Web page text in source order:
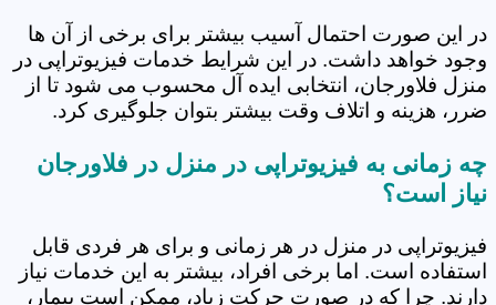
در این صورت احتمال آسیب بیشتر برای برخی از آن ها
وجود خواهد داشت. در این شرایط خدمات فیزیوتراپی در
منزل فلاورجان، انتخابی ایده آل محسوب می شود تا از
ضرر، هزینه و اتلاف وقت بیشتر بتوان جلوگیری کرد.
چه زمانی به فیزیوتراپی در منزل در فلاورجان
نیاز است؟
فیزیوتراپی در منزل در هر زمانی و برای هر فردی قابل
استفاده است. اما برخی افراد، بیشتر به این خدمات نیاز
دارند. چرا که در صورت حرکت زیاد، ممکن است بیمار،